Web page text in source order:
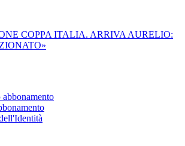
COPPA ITALIA. ARRIVA AURELIO: